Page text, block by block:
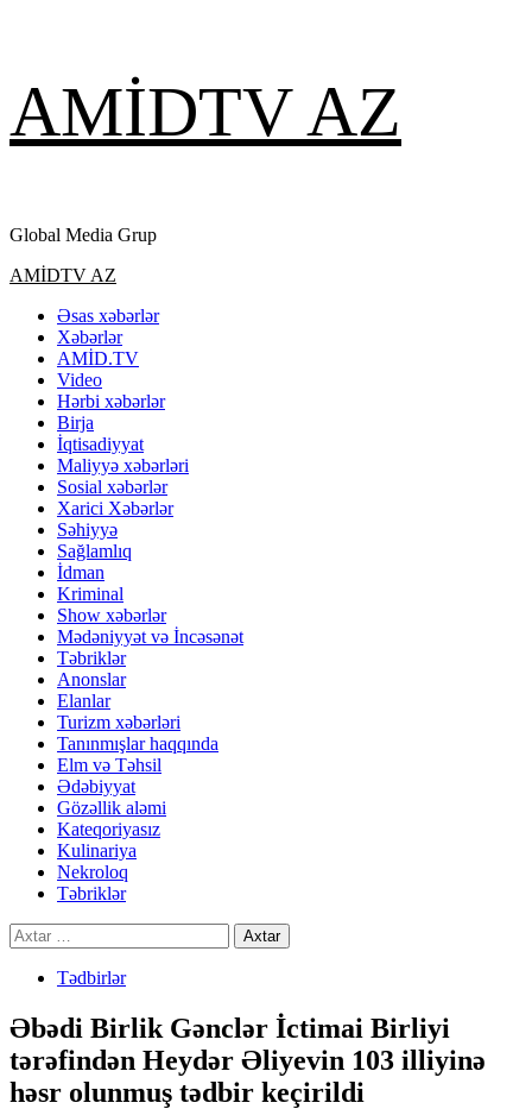
content
AMİDTV AZ
Global Media Grup
Primary
AMİDTV AZ
Əsas xəbərlər
Xəbərlər
AMİD.TV
Video
Hərbi xəbərlər
Birja
İqtisadiyyat
Maliyyə xəbərləri
Sosial xəbərlər
Xarici Xəbərlər
Səhiyyə
Sağlamlıq
İdman
Kriminal
Show xəbərlər
Mədəniyyət və İncəsənət
Təbriklər
Anonslar
Elanlar
Turizm xəbərləri
Tanınmışlar haqqında
Elm və Təhsil
Ədəbiyyat
Gözəllik aləmi
Kateqoriyasız
Kulinariya
Nekroloq
Təbriklər
Axtarış:
Tədbirlər
Əbədi Birlik Gənclər İctimai Birliyi
tərəfindən Heydər Əliyevin 103 illiyinə
həsr olunmuş tədbir keçirildi